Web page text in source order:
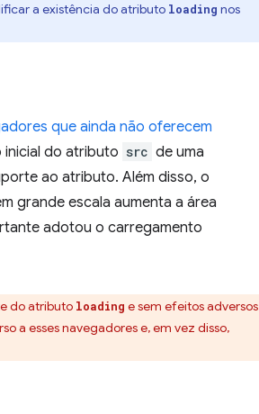
a existência do atributo loading nos
que ainda não oferecem
inicial do atributo src de uma
ao atributo. Além disso, o
grande escala aumenta a área
adotou o carregamento
do atributo loading e sem efeitos adversos
a esses navegadores e, em vez disso,